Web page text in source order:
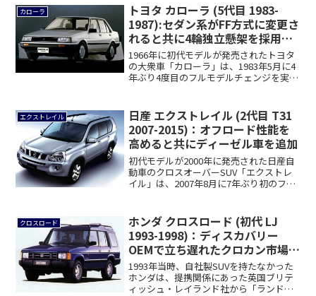
カローラ
トヨタ カローラ (5代目 1983-
1987):セダン系がFF方式に変更さ
れると共に4輪独立懸架を採用
[E8♯]
1966年に初代モデルが発売されたトヨタ
の大衆車「カローラ」は、1983年5月に4
年ぶり4度目のフルモデルチェンジを実
エクストレイル
日産 エクストレイル (2代目 T31
2007-2015)：オフロード性能を
高めると共にディーゼル車を追加
初代モデルが2000年に発売された日産自
動車のクロスオーバーSUV「エクストレ
イル」は、2007年8月に7年ぶり初のフ
クロスロード
ホンダ クロスロード (初代 LJ
1993-1998)：ディスカバリー
OEMで立ち遅れたクロカン市場に
参入
1993年当時、自社製SUVを持たなかった
ホンダは、提携関係にあった英国ブリテ
ィッシュ・レイランド社から「ランドロ